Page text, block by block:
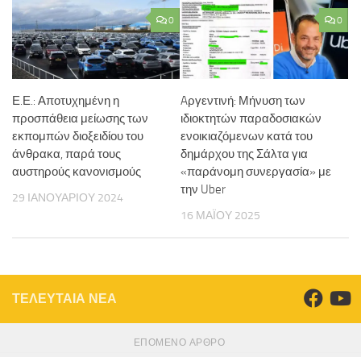
0
Ε.Ε.: Αποτυχημένη η
προσπάθεια μείωσης των
εκπομπών διοξειδίου του
άνθρακα, παρά τους
αυστηρούς κανονισμούς
29 ΙΑΝΟΥΑΡΊΟΥ 2024
0
Aργεντινή: Μήνυση των
ιδιοκτητών παραδοσιακών
ενοικιαζόμενων κατά του
δημάρχου της Σάλτα για
«παράνομη συνεργασία» με
την Uber
16 ΜΑΪ́ΟΥ 2025
ΤΕΛΕΥΤΑΙΑ ΝΕΑ
ΕΠΌΜΕΝΟ ΆΡΘΡΟ